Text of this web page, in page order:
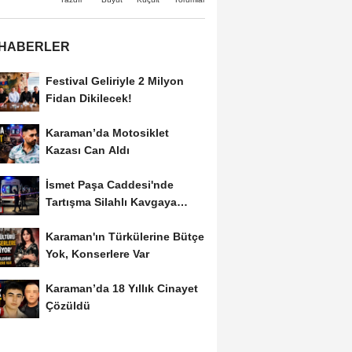
Festival Geliriyle 2 Milyon
Fidan Dikilecek!
Karaman’da Motosiklet
Kazası Can Aldı
İsmet Paşa Caddesi'nde
Tartışma Silahlı Kavgaya
Karaman'ın Türkülerine Bütçe
Yok, Konserlere Var
Karaman’da 18 Yıllık Cinayet
Çözüldü